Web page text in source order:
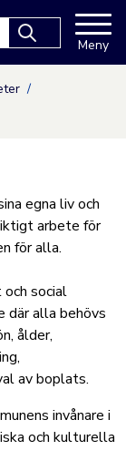
Meny
egna liv och
arbete för
för alla.
social
där alla behövs
ålder,
av boplats.
invånare i
och kulturella